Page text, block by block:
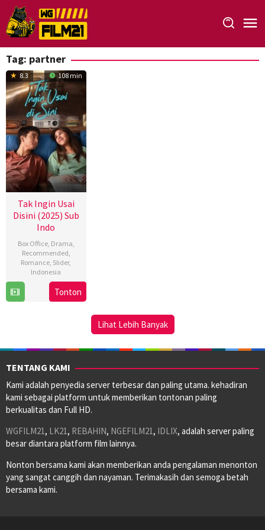
Loncat
ke
konten
Tag: partner
8.3 108 min
Tak Ingin Usai
Disini (2025) Sub
Indo
Box Office, Drama
Recommended
Romance Slider,
Indonesia
Jun
Robert
Ronny
Tonton
Lihat Lebih Banyak
TENTANG KAMI
Kami adalah penyedia server terbesar dan paling utama. kehadiran
kami sebagai platform untuk memberikan tontonan paling
berkualitas dan Full HD.
WGFILM21, LK21, REBAHIN, NGEFILM21, IDLIX, adalah server paling
besar diantara platform film lainnya.
Nonton bersama kami akan memberikan anda pengalaman menonton
yang sangat canggih dan nayaman. Terimakasih dan semoga betah
bersama kami.